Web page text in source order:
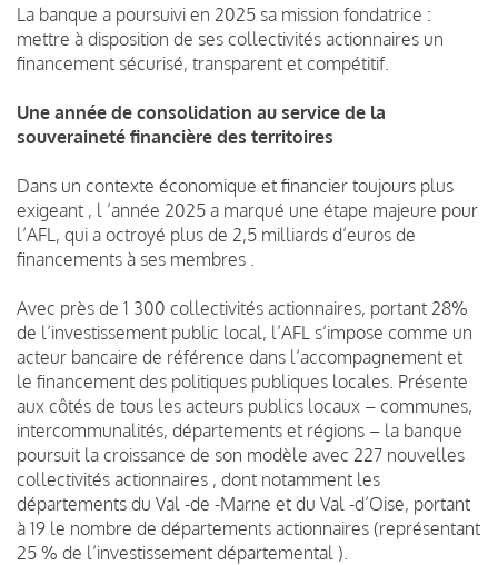
La banque a poursuivi en 2025 sa mission fondatrice :
mettre à disposition de ses collectivités actionnaires un
financement sécurisé, transparent et compétitif.
Une année de consolidation au service de la
souveraineté financière des territoires
Dans un contexte économique et financier toujours plus
exigeant , l ’année 2025 a marqué une étape majeure pour
l’AFL, qui a octroyé plus de 2,5 milliards d’euros de
financements à ses membres .
Avec près de 1 300 collectivités actionnaires, portant 28%
de l’investissement public local, l’AFL s’impose comme un
acteur bancaire de référence dans l’accompagnement et
le financement des politiques publiques locales. Présente
aux côtés de tous les acteurs publics locaux – communes,
intercommunalités, départements et régions – la banque
poursuit la croissance de son modèle avec 227 nouvelles
collectivités actionnaires , dont notamment les
départements du Val -de -Marne et du Val -d’Oise, portant
à 19 le nombre de départements actionnaires (représentant
25 % de l’investissement départemental ).